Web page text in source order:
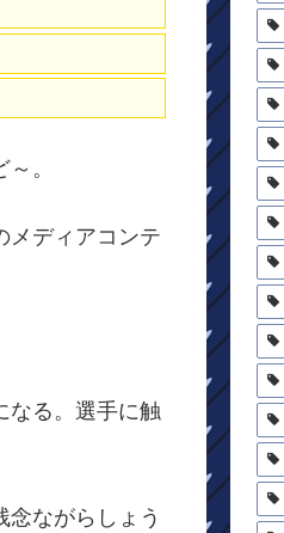
。
メディアコンテ
なる。選手に触
ながらしょう